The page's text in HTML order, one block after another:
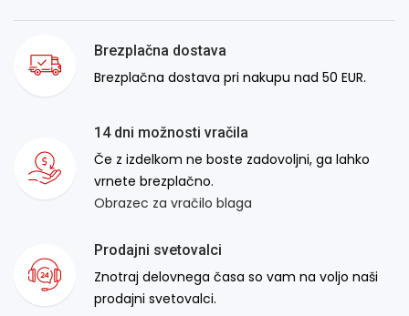
Brezplačna dostava
Brezplačna dostava pri nakupu nad 50 EUR.
14 dni možnosti vračila
Če z izdelkom ne boste zadovoljni, ga lahko
vrnete brezplačno.
Obrazec za vračilo blaga
Prodajni svetovalci
Znotraj delovnega časa so vam na voljo naši
prodajni svetovalci.